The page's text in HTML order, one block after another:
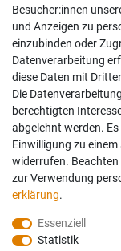
Besucher:innen
und Anzeigen zu
einzubinden oder
Datenverarbeitung
diese Daten mit
Die
berechtigten
abgelehnt werden.
Einwilligung zu
widerrufen. Beachten
zur Verwendung
erklärung.
Essenziell
Statistik